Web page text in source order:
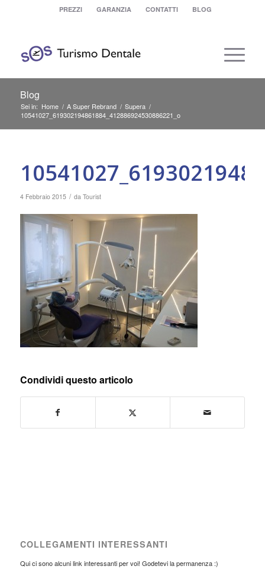
PREZZI GARANZIA CONTATTI BLOG
Blog
Sei in: Home / A Super Rebrand / Supera /
10541027_619302194861884_412886924530886221_o
4 Febbraio 2015 / da Tourist
Condividi questo articolo
COLLEGAMENTI INTERESSANTI
Qui ci sono alcuni link interessanti per voi! Godetevi la permanenza :)